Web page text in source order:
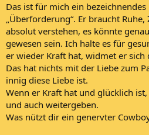
Das ist für mich ein
„Überforderung“. Er braucht
absolut verstehen, es könnte
gewesen sein. Ich halte es für
er wieder Kraft hat, widmet er sich
Das hat nichts mit der Liebe zum
innig diese Liebe ist.
Wenn er Kraft hat und glücklich
und auch weitergeben.
Was nützt dir ein genervter